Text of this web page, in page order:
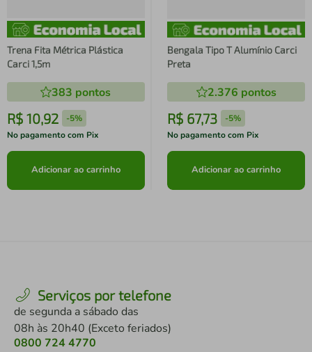
Trena Fita Métrica Plástica
Carci 1,5m
383 pontos
R$ 10,92 -5%
No pagamento com Pix
Adicionar ao carrinho
Bengala Tipo T Alumínio Carci
Preta
2.376 pontos
R$ 67,73 -5%
No pagamento com Pix
Adicionar ao carrinho
Serviços por telefone
de segunda a sábado das
08h às 20h40 (Exceto feriados)
0800 724 4770